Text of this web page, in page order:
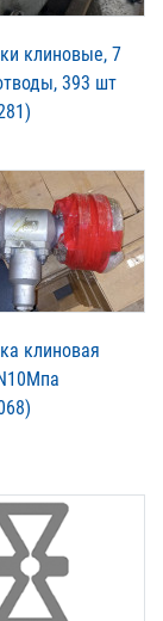
клиновые, 7
393 шт
клиновая